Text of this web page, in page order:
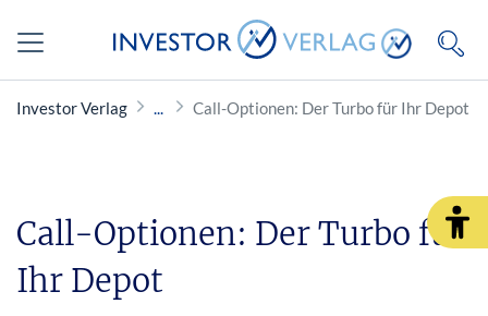
Investor Verlag Call-Optionen: Der Turbo für Ihr Depot
Call-Optionen: Der Turbo für
Ihr Depot